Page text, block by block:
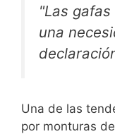
"Las
una
Una de las
por monturas de